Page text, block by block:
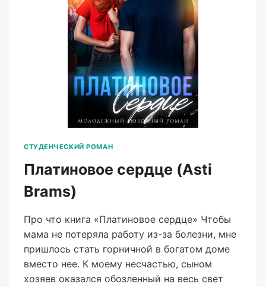
СТУДЕНЧЕСКИЙ РОМАН
Платиновое сердце (Asti
Brams)
Про что книга «Платиновое сердце» Чтобы
мама не потеряла работу из-за болезни, мне
пришлось стать горничной в богатом доме
вместо нее. К моему несчастью, сыном
хозяев оказался обозленный на весь свет